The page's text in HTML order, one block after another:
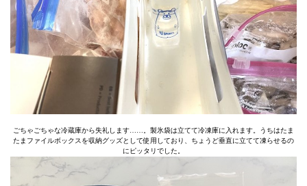
ごちゃごちゃな冷蔵庫から失礼します……。製氷袋は立てて冷凍庫に入れます。うちはたま
たまファイルボックスを収納グッズとして使用しており、ちょうど垂直に立てて凍らせるの
にピッタリでした。